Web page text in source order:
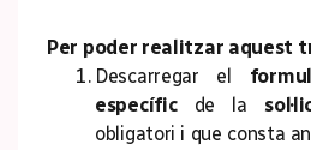
Per poder realitzar aquest
Descarregar el
específicde la
obligatori i que consta